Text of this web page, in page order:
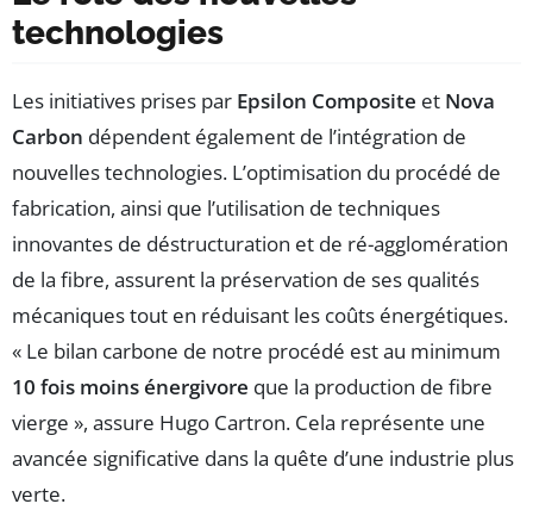
technologies
Les initiatives prises par Epsilon Composite et Nova
Carbon dépendent également de l’intégration de
nouvelles technologies. L’optimisation du procédé de
fabrication, ainsi que l’utilisation de techniques
innovantes de déstructuration et de ré-agglomération
de la fibre, assurent la préservation de ses qualités
mécaniques tout en réduisant les coûts énergétiques.
« Le bilan carbone de notre procédé est au minimum
10 fois moins énergivore que la production de fibre
vierge », assure Hugo Cartron. Cela représente une
avancée significative dans la quête d’une industrie plus
verte.